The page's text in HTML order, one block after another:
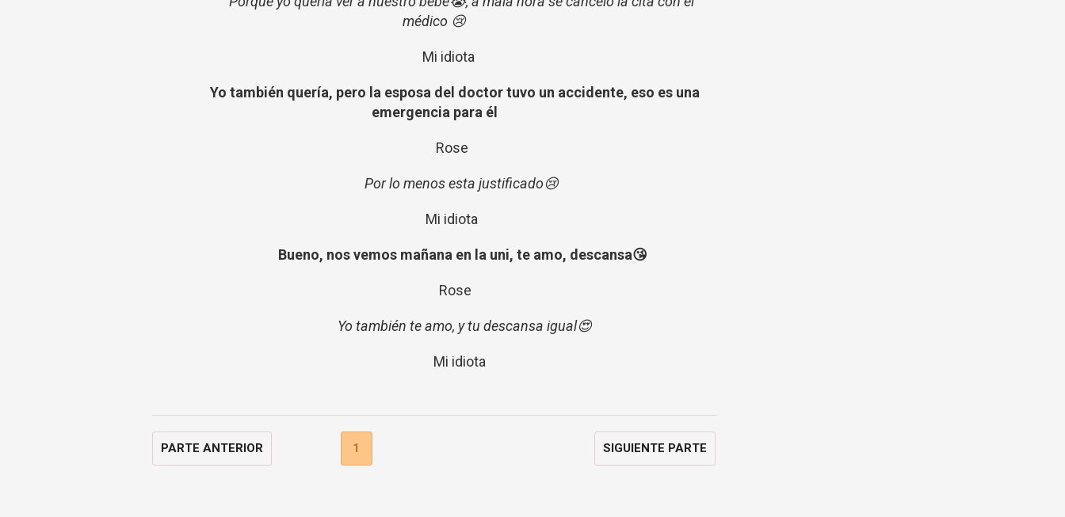
médico 😢
Mi idiota
Yotambién quería, pero la esposa del doctor tuvo un accidente, eso es una
emergencia para él
Rose
Por lo menos esta justificado😢
Mi idiota
Bueno, nos vemos mañana en la uni, te amo, descansa😘
Rose
Yo también te amo, y tu descansa igual😍
Mi idiota
PARTE ANTERIOR 1 SIGUIENTE PARTE